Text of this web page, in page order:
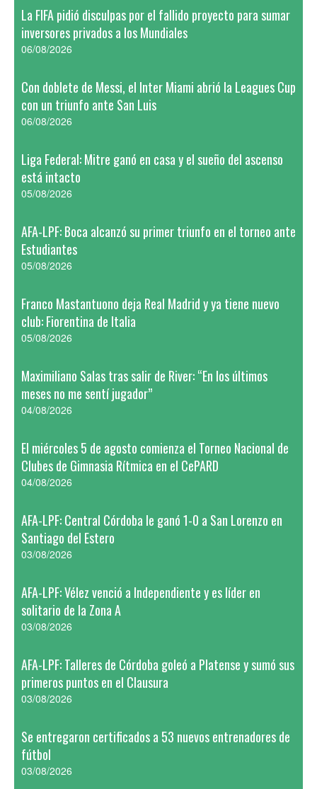
La FIFA pidió disculpas por el fallido proyecto para sumar
inversores privados a los Mundiales
06/08/2026
Con doblete de Messi, el Inter Miami abrió la Leagues Cup
con un triunfo ante San Luis
06/08/2026
Liga Federal: Mitre ganó en casa y el sueño del ascenso
está intacto
05/08/2026
AFA-LPF: Boca alcanzó su primer triunfo en el torneo ante
Estudiantes
05/08/2026
Franco Mastantuono deja Real Madrid y ya tiene nuevo
club: Fiorentina de Italia
05/08/2026
Maximiliano Salas tras salir de River: “En los últimos
meses no me sentí jugador”
04/08/2026
El miércoles 5 de agosto comienza el Torneo Nacional de
Clubes de Gimnasia Rítmica en el CePARD
04/08/2026
AFA-LPF: Central Córdoba le ganó 1-0 a San Lorenzo en
Santiago del Estero
03/08/2026
AFA-LPF: Vélez venció a Independiente y es líder en
solitario de la Zona A
03/08/2026
AFA-LPF: Talleres de Córdoba goleó a Platense y sumó sus
primeros puntos en el Clausura
03/08/2026
Se entregaron certificados a 53 nuevos entrenadores de
fútbol
03/08/2026